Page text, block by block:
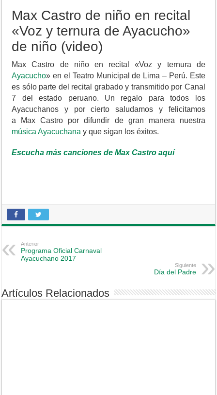
Max Castro de niño en recital
«Voz y ternura de Ayacucho»
de niño (video)
Max Castro de niño en recital «Voz y ternura de
Ayacucho» en el Teatro Municipal de Lima – Perú. Este
es sólo parte del recital grabado y transmitido por Canal
7 del estado peruano. Un regalo para todos los
Ayacuchanos y por cierto saludamos y felicitamos
a Max Castro por difundir de gran manera nuestra
música Ayacuchana y que sigan los éxitos.
Escucha más canciones de Max Castro aquí
Anterior
Programa Oficial Carnaval
Ayacuchano 2017
Siguiente
Día del Padre
Artículos Relacionados